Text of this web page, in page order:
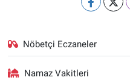
Nöbetçi Eczaneler
Namaz Vakitleri